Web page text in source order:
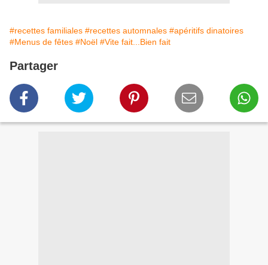
#recettes familiales #recettes automnales #apéritifs dinatoires
#Menus de fêtes #Noël #Vite fait...Bien fait
Partager